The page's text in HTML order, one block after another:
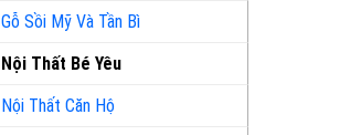
Gỗ Sồi Mỹ Và Tần Bì
Nội Thất Bé Yêu
Nội Thất Căn Hộ